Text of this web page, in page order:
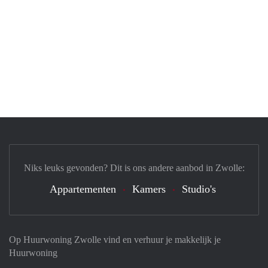
Op Huurwoning Zwolle vind en verhuur je makkelijk je
Huurwoning
Niks leuks gevonden? Dit is ons andere aanbod in Zwolle:
Appartementen Kamers Studio's